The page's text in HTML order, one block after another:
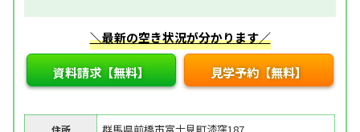
＼最新の空き状況が分かります／
資料請求【無料】 見学予約【無料】
住所